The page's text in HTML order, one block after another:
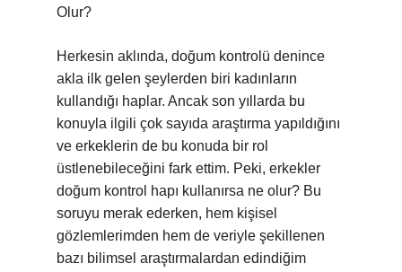
Olur?
Herkesin aklında, doğum kontrolü denince
akla ilk gelen şeylerden biri kadınların
kullandığı haplar. Ancak son yıllarda bu
konuyla ilgili çok sayıda araştırma yapıldığını
ve erkeklerin de bu konuda bir rol
üstlenebileceğini fark ettim. Peki, erkekler
doğum kontrol hapı kullanırsa ne olur? Bu
soruyu merak ederken, hem kişisel
gözlemlerimden hem de veriyle şekillenen
bazı bilimsel araştırmalardan edindiğim